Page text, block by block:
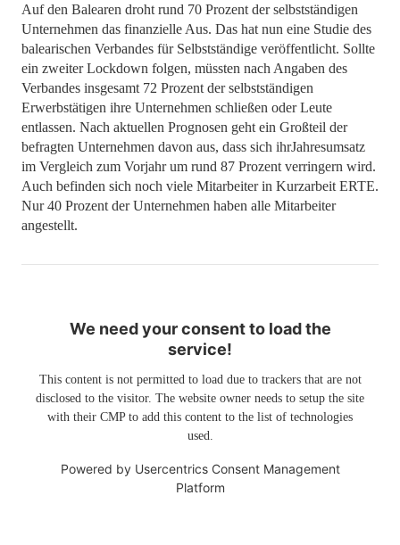
Auf den Balearen droht rund 70 Prozent der selbstständigen
Unternehmen das finanzielle Aus. Das hat nun eine Studie des
balearischen Verbandes für Selbstständige veröffentlicht. Sollte
ein zweiter Lockdown folgen, müssten nach Angaben des
Verbandes insgesamt 72 Prozent der selbstständigen
Erwerbstätigen ihre Unternehmen schließen oder Leute
entlassen. Nach aktuellen Prognosen geht ein Großteil der
befragten Unternehmen davon aus, dass sich ihrJahresumsatz
im Vergleich zum Vorjahr um rund 87 Prozent verringern wird.
Auch befinden sich noch viele Mitarbeiter in Kurzarbeit ERTE.
Nur 40 Prozent der Unternehmen haben alle Mitarbeiter
angestellt.
We need your consent to load the
service!
This content is not permitted to load due to trackers that are not
disclosed to the visitor. The website owner needs to setup the site
with their CMP to add this content to the list of technologies
used.
Powered by Usercentrics Consent Management
Platform